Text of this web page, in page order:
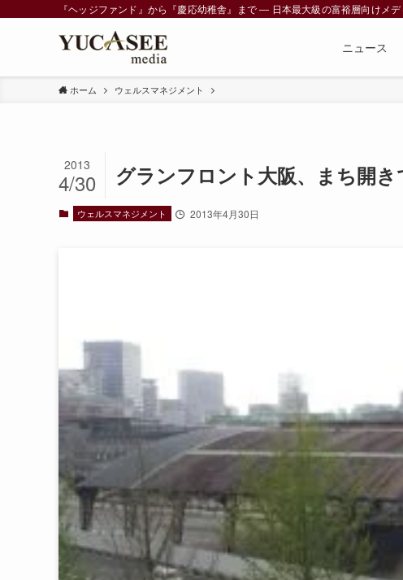
『ヘッジファンド』から『慶応幼稚舎』まで ― 日本最大級の富裕層向けメ
ニュース
ホーム ウェルスマネジメント
グランフロント大阪、まち開
2013
4/30
ウェルスマネジメント 2013年4月30日